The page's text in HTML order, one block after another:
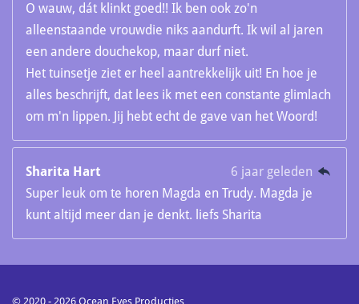
O wauw, dát klinkt goed!! Ik ben ook zo'n
alleenstaande vrouwdie niks aandurft. Ik wil al jaren
een andere douchekop, maar durf niet.
Het tuinsetje ziet er heel aantrekkelijk uit! En hoe je
alles beschrijft, dat lees ik met een constante glimlach
om m'n lippen. Jij hebt echt de gave van het Woord!
Sharita Hart
6 jaar geleden
Super leuk om te horen Magda en Trudy. Magda je
kunt altijd meer dan je denkt. liefs Sharita
© 2020 - 2026 Ocean Eyes Producties